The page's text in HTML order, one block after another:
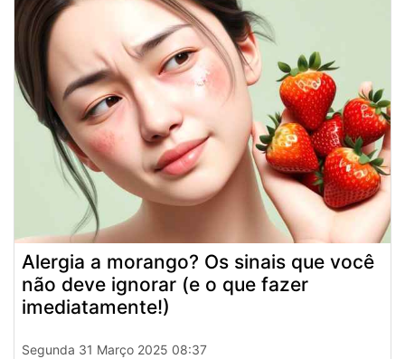
Alergia a morango? Os sinais que você
não deve ignorar (e o que fazer
imediatamente!)
Segunda 31 Março 2025 08:37